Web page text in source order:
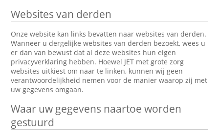
Websites van derden
Onze website kan links bevatten naar websites van derden.
Wanneer u dergelijke websites van derden bezoekt, wees u
er dan van bewust dat al deze websites hun eigen
privacyverklaring hebben. Hoewel JET met grote zorg
websites uitkiest om naar te linken, kunnen wij geen
verantwoordelijkheid nemen voor de manier waarop zij met
uw gegevens omgaan.
Waar uw gegevens naartoe worden
gestuurd